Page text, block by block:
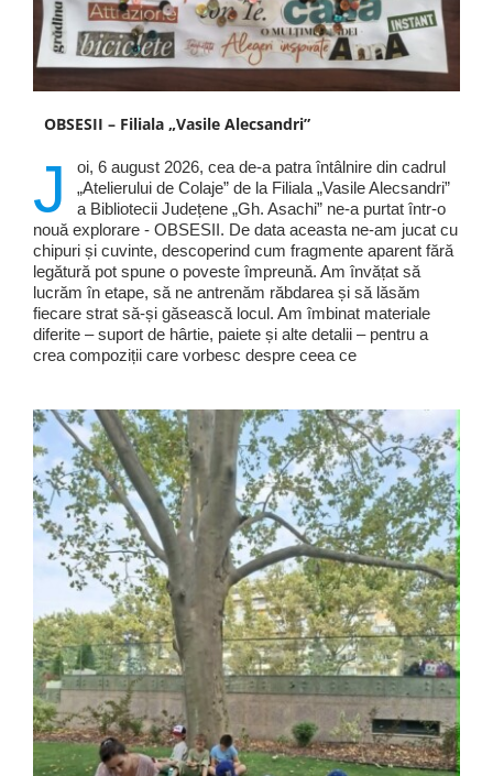
OBSESII – Filiala „Vasile Alecsandri”
J
oi, 6 august 2026, cea de-a patra întâlnire din cadrul
„Atelierului de Colaje” de la Filiala „Vasile Alecsandri”
a Bibliotecii Județene „Gh. Asachi” ne-a purtat într-o
nouă explorare - OBSESII. De data aceasta ne-am jucat cu
chipuri și cuvinte, descoperind cum fragmente aparent fără
legătură pot spune o poveste împreună. Am învățat să
lucrăm în etape, să ne antrenăm răbdarea și să lăsăm
fiecare strat să-și găsească locul. Am îmbinat materiale
diferite – suport de hârtie, paiete și alte detalii – pentru a
crea compoziții care vorbesc despre ceea ce